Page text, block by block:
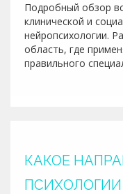
Подробный обзор
клинической и
нейропсихологии.
область, где
правильного
КАКОЕ